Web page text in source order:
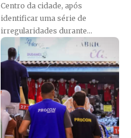
Centro da cidade, após
identificar uma série de
irregularidades durante...